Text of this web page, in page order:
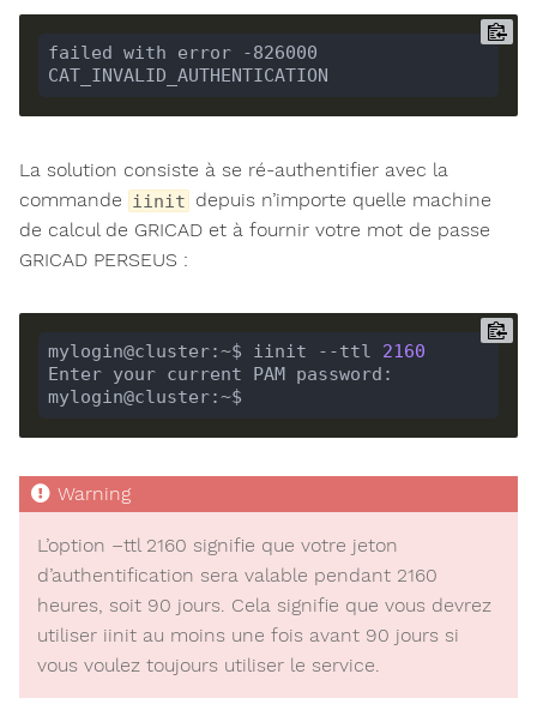
failed with error -826000
La solution consiste à se ré-authentifier avec la
commande
iinit depuis n’importe quelle machine
de calcul de GRICAD et à fournir votre mot de passe
GRICAD PERSEUS :
mylogin@cluster:~$ iinit --ttl 2160
L’option –ttl 2160 signifie que votre jeton
d’authentification sera valable pendant 2160
heures, soit 90 jours. Cela signifie que vous devrez
utiliser iinit au moins une fois avant 90 jours si
vous voulez toujours utiliser le service.